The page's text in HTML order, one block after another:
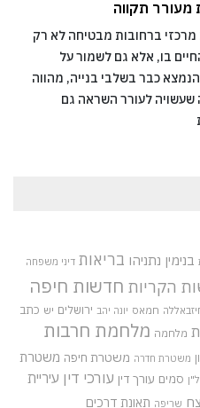
מעורר תקווה
מרכזי ברחובות מבטיחה לא רק
בו, אלא גם לשמור על
כבר בשלבי בנייה, מהווה
שעשויה לעורר השראה גם
בנימין נתניהו בריאות דיני משפחה
הקריות חדשות חיפה
חמאס יונה יהב ירושלים יש כתב
מלחמה מלחמת חרבות
משטרת חדרה משטרת חיפה משטרת
סמים עורך דין עורכי דין עיריית
שריפה תאונת דרכים